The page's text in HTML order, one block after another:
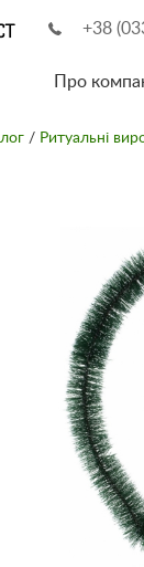
+38
Про
/ Ритуальні